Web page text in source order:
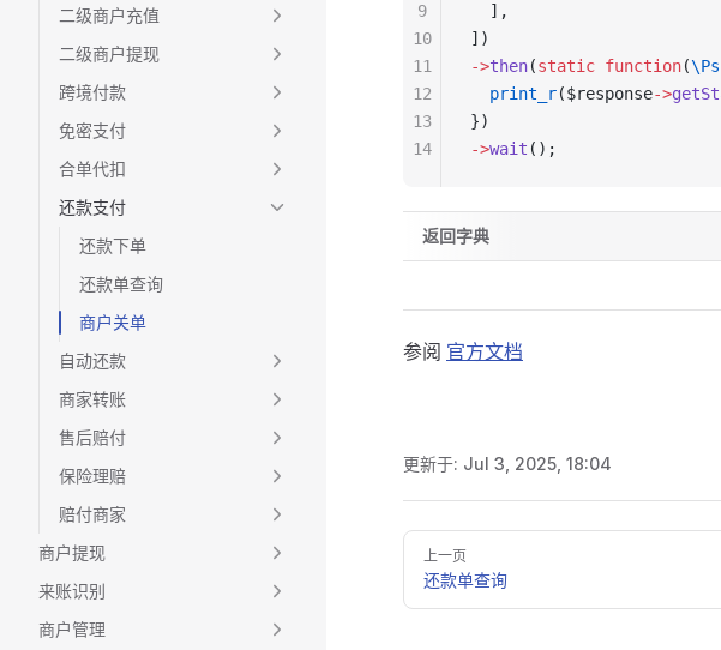
二级商户充值
二级商户提现
跨境付款
免密支付
合单代扣
还款支付
还款下单
还款单查询
商户关单
自动还款
商家转账
售后赔付
保险理赔
赔付商家
商户提现
来账识别
商户管理
  ],
])
->then(static function(
  print_r
($response->
})
->wait ();
9
10
11
12
13
14
返回字典
参阅 官方文档
更新于: Jul 3, 2025, 18:04
Pager
上一页
还款单查询